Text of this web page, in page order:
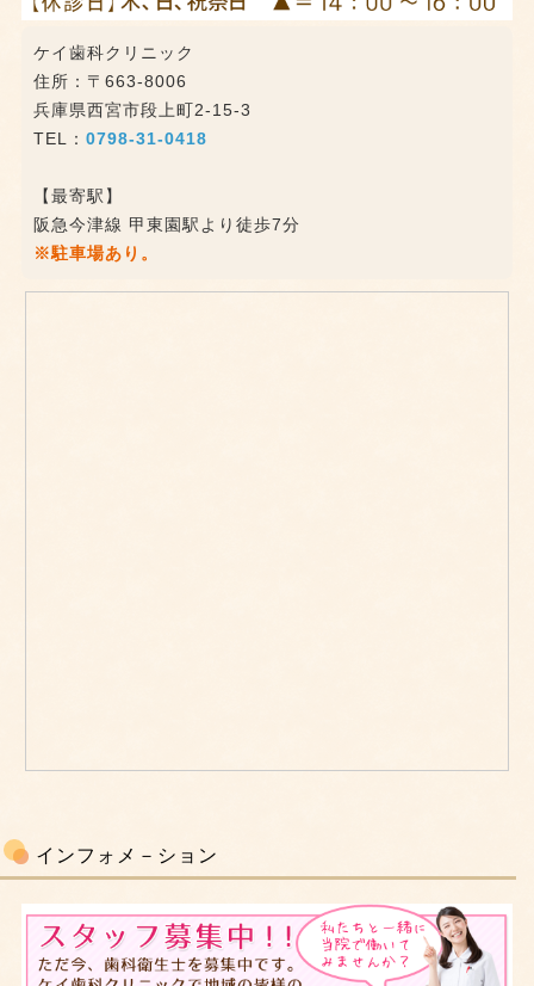
ケイ歯科クリニック
住所：〒663-8006
兵庫県西宮市段上町2-15-3
TEL： 0798-31-0418
【最寄駅】
阪急今津線 甲東園駅より徒歩7分
※駐車場あり。
インフォメ－ション